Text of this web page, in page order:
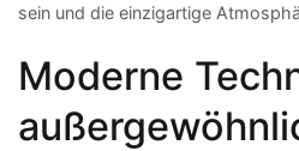
sein und die einzigartige
Moderne